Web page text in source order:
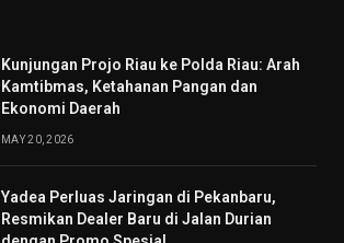
Kunjungan Projo Riau ke Polda Riau: Arah
Kamtibmas, Ketahanan Pangan dan
Ekonomi Daerah
MAY 20, 2026
Yadea Perluas Jaringan di Pekanbaru,
Resmikan Dealer Baru di Jalan Durian